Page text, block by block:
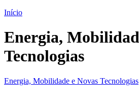
Início
Energia,
Tecnologias
Energia, Mobilidade e Novas Tecnologias